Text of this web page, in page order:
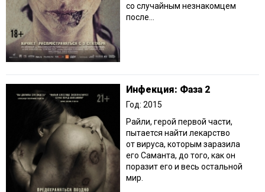
со случайным незнакомцем
после...
Инфекция: Фаза 2
Год: 2015
Райли, герой первой части,
пытается найти лекарство
от вируса, которым заразила
его Саманта, до того, как он
поразит его и весь остальной
мир.